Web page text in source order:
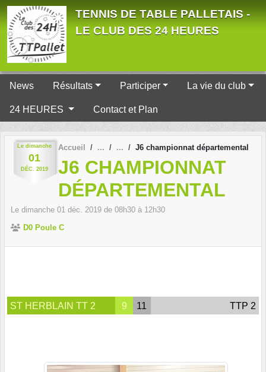
TENNIS DE TABLE PALLETAIS -
LE CLUB DES 24 HEURES
News Résultats Participer La vie du club
24 HEURES Contact et Plan
Le dimanche
01
DÉC. 2019
Accueil J6 championnat départemental
J6 CHAMPIONNAT
DÉPARTEMENTAL
Le dimanche 01 déc. 2019 de 08h30 à 12h30
D0 Poule C
ST HERBLAIN TT 2 9 11 TTP 2
Panneau de gestion des cookies